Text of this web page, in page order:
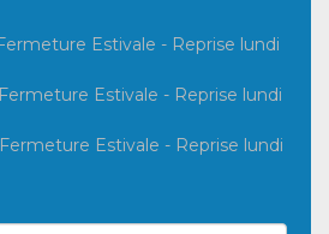
Estivale - Reprise lundi
Estivale - Reprise lundi
Estivale - Reprise lundi